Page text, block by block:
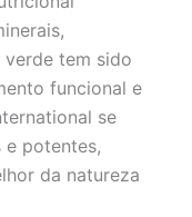
verde tem sido
funcional e
se
potentes,
da natureza